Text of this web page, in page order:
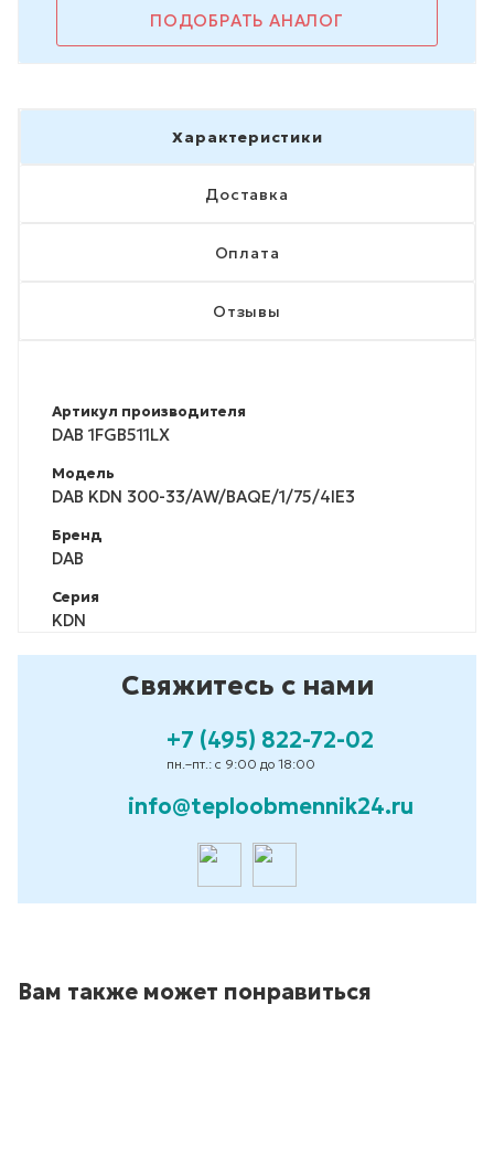
ПОДОБРАТЬ АНАЛОГ
Характеристики
Доставка
Оплата
Отзывы
Артикул производителя
DAB 1FGB511LX
Модель
DAB KDN 300-33/AW/BAQE/1/75/4IE3
Бренд
DAB
Серия
KDN
Свяжитесь с нами
+7 (495) 822-72-02
пн.–пт.: с 9:00 до 18:00
info@teploobmennik24.ru
Вам также может понравиться